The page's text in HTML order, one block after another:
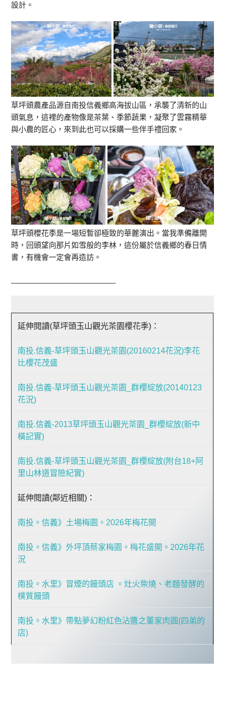
設計。
草坪頭農產品源自南投信義鄉高海拔山區，承襲了清新的山
頭氣息，這裡的產物像是茶葉、季節蔬果，凝聚了雲霧精華
與小農的匠心，來到此也可以採購一些伴手禮回家。
草坪頭櫻花季是一場短暫卻極致的華麗演出。當我準備離開
時，回頭望向那片如雪般的李林，這份屬於信義鄉的春日情
書，有機會一定會再造訪。
延伸閱讀(草坪頭玉山觀光茶園櫻花季)：
南投.信義-草坪頭玉山觀光茶園(20160214花況)李花
比櫻花茂盛
南投.信義-草坪頭玉山觀光茶園_群櫻綻放(20140123
花況)
南投.信義-2013草坪頭玉山觀光茶園_群櫻綻放(新中
橫記實)
南投.信義-草坪頭玉山觀光茶園_群櫻綻放(附台18+阿
里山林道冒險紀實)
延伸閱讀(鄰近相關)：
南投。信義》土場梅園。2026年梅花開
南投。信義》外坪頂蔡家梅園。梅花盛開。2026年花
況
南投。水里》冒煙的饅頭店 。灶火柴燒、老麵發酵的
樸質饅頭
南投。水里》帶點夢幻粉紅色沾醬之董家肉圓(四弟的
店)